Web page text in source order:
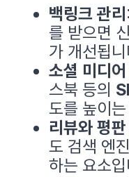
백링크 관리
를 받으면
가 개선됩
소셜 미디
스북 등의
도를 높이
리뷰와 평판
도 검색 엔
하는 요소